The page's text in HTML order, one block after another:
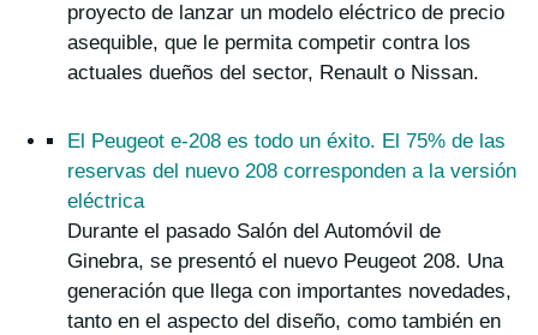
proyecto de lanzar un modelo eléctrico de precio
asequible, que le permita competir contra los
actuales dueños del sector, Renault o Nissan.
El Peugeot e-208 es todo un éxito. El 75% de las
reservas del nuevo 208 corresponden a la versión
eléctrica
Durante el pasado Salón del Automóvil de
Ginebra, se presentó el nuevo Peugeot 208. Una
generación que llega con importantes novedades,
tanto en el aspecto del diseño, como también en